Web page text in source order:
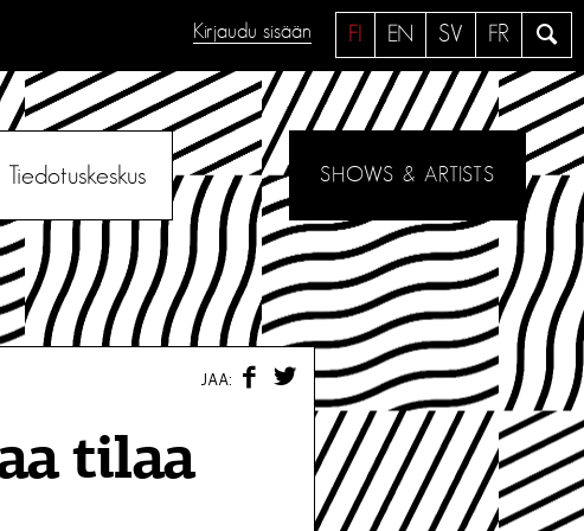
a
e
FI EN SV FR
Kirjaudu sisään
Tiedotuskeskus SHOWS & ARTISTS
tilaa
JAA:
F
W